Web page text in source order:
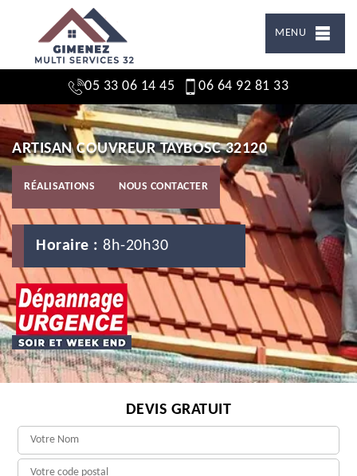
MENU
05 33 06 14 45 06 64 92 81 33
ARTISAN COUVREUR TAYBOSC 32120
RÉALISATIONS NOUS CONTACTER
Horaire : 8h-20h30
DEVIS GRATUIT